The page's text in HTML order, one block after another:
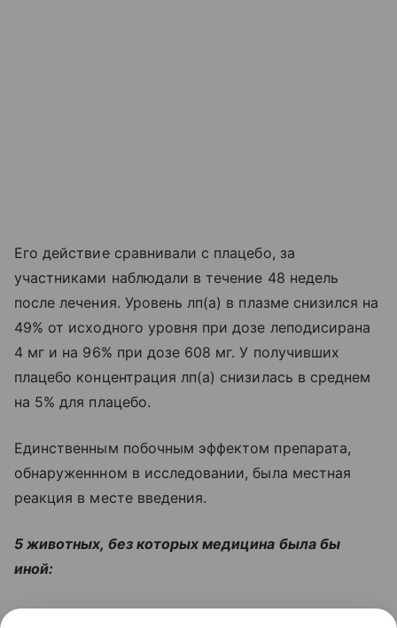
Его действие сравнивали с плацебо, за
участниками наблюдали в течение 48 недель
после лечения. Уровень лп(а) в плазме снизился на
49% от исходного уровня при дозе леподисирана
4 мг и на 96% при дозе 608 мг. У получивших
плацебо концентрация лп(а) снизилась в среднем
на 5% для плацебо.
Единственным побочным эффектом препарата,
обнаруженнном в исследовании, была местная
реакция в месте введения.
5 животных, без которых медицина была бы
иной:
Читайте также:Шесть неочевидных симптомов